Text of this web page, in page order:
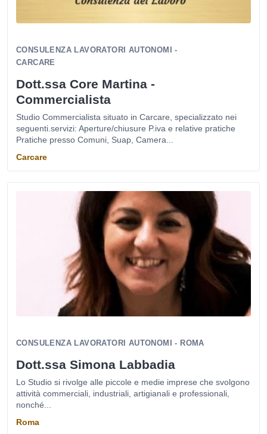
CONSULENZA LAVORATORI AUTONOMI -
CARCARE
Dott.ssa Core Martina -
Commercialista
Studio Commercialista situato in Carcare, specializzato nei
seguenti.servizi: Aperture/chiusure P.iva e relative pratiche
Pratiche presso Comuni, Suap, Camera...
Carcare
CONSULENZA LAVORATORI AUTONOMI - ROMA
Dott.ssa Simona Labbadia
Lo Studio si rivolge alle piccole e medie imprese che svolgono
attività commerciali, industriali, artigianali e professionali,
nonché...
Roma